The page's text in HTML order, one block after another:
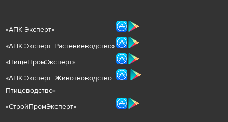
«АПК Эксперт»
«АПК Эксперт. Растениеводство»
«ПищеПромЭксперт»
«АПК Эксперт: Животноводство.
Птицеводство»
«СтройПромЭксперт»